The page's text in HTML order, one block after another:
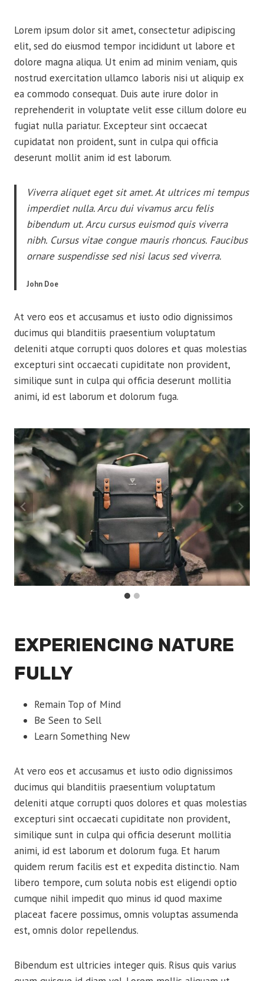
Lorem ipsum dolor sit amet, consectetur adipiscing
elit, sed do eiusmod tempor incididunt ut labore et
dolore magna aliqua. Ut enim ad minim veniam, quis
nostrud exercitation ullamco laboris nisi ut aliquip ex
ea commodo consequat. Duis aute irure dolor in
reprehenderit in voluptate velit esse cillum dolore eu
fugiat nulla pariatur. Excepteur sint occaecat
cupidatat non proident, sunt in culpa qui officia
deserunt mollit anim id est laborum.
Viverra aliquet eget sit amet. At ultrices mi tempus
imperdiet nulla. Arcu dui vivamus arcu felis
bibendum ut. Arcu cursus euismod quis viverra
nibh. Cursus vitae congue mauris rhoncus. Faucibus
ornare suspendisse sed nisi lacus sed viverra.
John Doe
At vero eos et accusamus et iusto odio dignissimos
ducimus qui blanditiis praesentium voluptatum
deleniti atque corrupti quos dolores et quas molestias
excepturi sint occaecati cupiditate non provident,
similique sunt in culpa qui officia deserunt mollitia
animi, id est laborum et dolorum fuga.
EXPERIENCING NATURE
FULLY
Remain Top of Mind
Be Seen to Sell
Learn Something New
At vero eos et accusamus et iusto odio dignissimos
ducimus qui blanditiis praesentium voluptatum
deleniti atque corrupti quos dolores et quas molestias
excepturi sint occaecati cupiditate non provident,
similique sunt in culpa qui officia deserunt mollitia
animi, id est laborum et dolorum fuga. Et harum
quidem rerum facilis est et expedita distinctio. Nam
libero tempore, cum soluta nobis est eligendi optio
cumque nihil impedit quo minus id quod maxime
placeat facere possimus, omnis voluptas assumenda
est, omnis dolor repellendus.
Bibendum est ultricies integer quis. Risus quis varius